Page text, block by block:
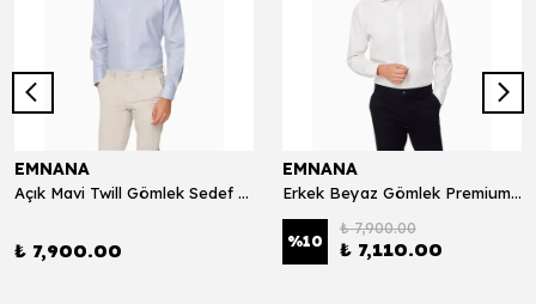
EMNANA
Açık Mavi Twill Gömlek Sedef Düğmeli Premium 140*2
₺ 7,900.00
EMNANA
Erkek Beyaz Gömlek Premium 140*2
%10
₺ 7,900.00
₺ 7,110.00